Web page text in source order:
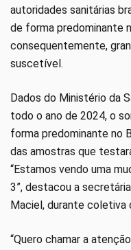
autoridades sanitárias
de forma predominante
consequentemente,
suscetível.
Dados do Ministério da
todo o ano de 2024, o
forma predominante no
das amostras que
“Estamos vendo uma
3”, destacou a
Maciel, durante coletiva
“Quero chamar a